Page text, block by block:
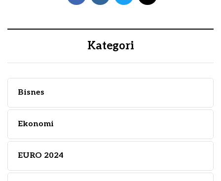
Kategori
Bisnes
Ekonomi
EURO 2024